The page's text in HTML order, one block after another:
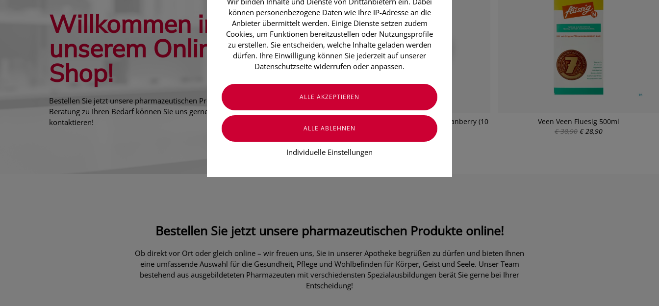
Willkommen in
unserem Online-
Shop!
Bestellen Sie jetzt unsere pharmazeutischen Produkte online. Für
Beratung zu Ihren Bedarf können Sie uns gerne persönlich
kontaktieren!
Veen Veen Fluesig 500ml
ApoLife Mineralstoffgetränk Himbeer-Zitrone
Magnesium Kalium
€ 22,90
Biogelat Uroakut D-Mannose Plus Cranberry (10
€ 29,95
Veen Veen Fluesig 500ml
€ 38,90 € 28,90
Bestellen Sie jetzt unsere pharmazeutischen Produkte online!
Ob direkt vor Ort oder gleich online – wir freuen uns, Sie in unserer Apotheke begrüßen zu dürfen und bieten Ihnen
eine umfassende Auswahl für die Gesundheit, Pflege und Wohlbefinden für Körper, Geist und Seele. Unser Team
bestehend aus ausgebildeteten Pharmazeuten mit verschiedensten Spezialausbildungen berät Sie gerne bei Ihrer
Entscheidung!
können personenbezogene Daten wie Ihre IP-Adresse an die
Anbieter übermittelt werden. Einige Dienste setzen zudem
Cookies, um Funktionen bereitzustellen oder Nutzungsprofile
zu erstellen. Sie entscheiden, welche Inhalte geladen werden
dürfen. Ihre Einwilligung können Sie jederzeit auf unserer
Datenschutzseite widerrufen oder anpassen.
Individuelle Einstellungen